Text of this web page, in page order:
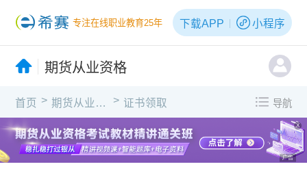
专注在线职业教育25年 下载APP 小程序
期货从业资格
首页 > 期货从业资格 > 证书领取 导航
X
广告